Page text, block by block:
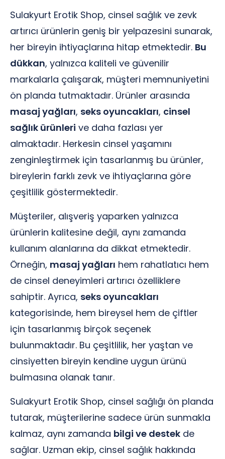
Sulakyurt Erotik Shop, cinsel sağlık ve zevk
artırıcı ürünlerin geniş bir yelpazesini sunarak,
her bireyin ihtiyaçlarına hitap etmektedir. Bu
dükkan, yalnızca kaliteli ve güvenilir
markalarla çalışarak, müşteri memnuniyetini
ön planda tutmaktadır. Ürünler arasında
masaj yağları, seks oyuncakları, cinsel
sağlık ürünleri ve daha fazlası yer
almaktadır. Herkesin cinsel yaşamını
zenginleştirmek için tasarlanmış bu ürünler,
bireylerin farklı zevk ve ihtiyaçlarına göre
çeşitlilik göstermektedir.
Müşteriler, alışveriş yaparken yalnızca
ürünlerin kalitesine değil, aynı zamanda
kullanım alanlarına da dikkat etmektedir.
Örneğin, masaj yağları hem rahatlatıcı hem
de cinsel deneyimleri artırıcı özelliklere
sahiptir. Ayrıca, seks oyuncakları
kategorisinde, hem bireysel hem de çiftler
için tasarlanmış birçok seçenek
bulunmaktadır. Bu çeşitlilik, her yaştan ve
cinsiyetten bireyin kendine uygun ürünü
bulmasına olanak tanır.
Sulakyurt Erotik Shop, cinsel sağlığı ön planda
tutarak, müşterilerine sadece ürün sunmakla
kalmaz, aynı zamanda bilgi ve destek de
sağlar. Uzman ekip, cinsel sağlık hakkında